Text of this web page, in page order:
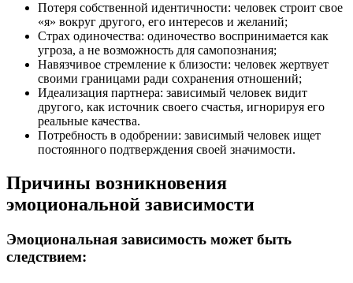
Потеря собственной идентичности: человек строит свое
«я» вокруг другого, его интересов и желаний;
Страх одиночества: одиночество воспринимается как
угроза, а не возможность для самопознания;
Навязчивое стремление к близости: человек жертвует
своими границами ради сохранения отношений;
Идеализация партнера: зависимый человек видит
другого, как источник своего счастья, игнорируя его
реальные качества.
Потребность в одобрении: зависимый человек ищет
постоянного подтверждения своей значимости.
Причины возникновения
эмоциональной зависимости
Эмоциональная зависимость может быть
следствием: